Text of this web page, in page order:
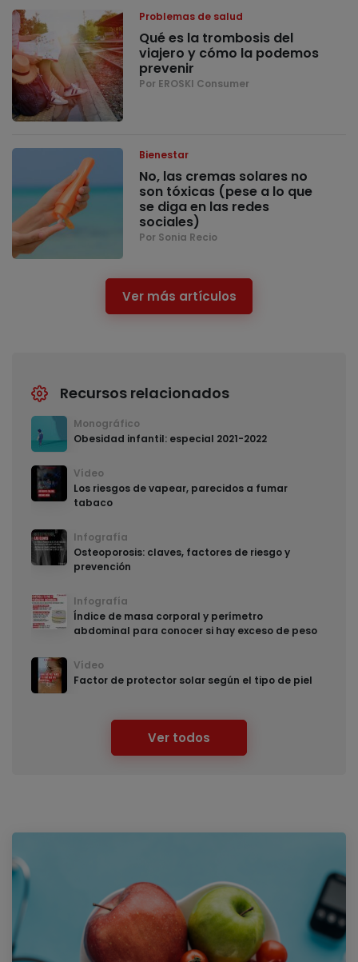
Problemas de salud
Qué es la trombosis del
viajero y cómo la podemos
prevenir
Por EROSKI Consumer
Bienestar
No, las cremas solares no
son tóxicas (pese a lo que
se diga en las redes
sociales)
Por Sonia Recio
Ver más artículos
Recursos relacionados
Monográfico
Obesidad infantil: especial 2021-2022
Vídeo
Los riesgos de vapear, parecidos a fumar
tabaco
Infografía
Osteoporosis: claves, factores de riesgo y
prevención
Infografía
Índice de masa corporal y perímetro
abdominal para conocer si hay exceso de peso
Vídeo
Factor de protector solar según el tipo de piel
Ver todos